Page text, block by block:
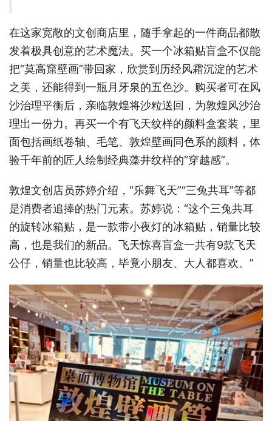
在这家宽敞的文创商店里，随手拿起的一件商品都散
发着极具创意的艺术魔法。买一个冰箱贴盲盒不仅能
把“莫高窟壁画”带回家，欣赏到历经风霜沉淀的艺术
之美，还能得到一瓶月牙泉的五色沙。购买者可在风
沙治理平衡后，亲临敦煌将沙粒送回，为敦煌风沙治
理出一份力。再买一个有飞天纹样的颜料盒套装，里
面包括画纸卷轴、毛笔、敦煌壁画同色系的颜料，体
验千年前的匠人绘制经典藻井纹样的“穿越感”。
敦煌文创店员苏婷介绍，“乐舞飞天”“三兔共耳”等都
是消费者追捧的热门元素。苏婷说：“这个三兔共耳
的旋转冰箱贴，是一款带小夜灯的冰箱贴，销量比较
高，也是我们的新品。飞天惊喜盲盒一共有9款飞天
公仔，销量也比较高，毕竟小朋友、大人都喜欢。”